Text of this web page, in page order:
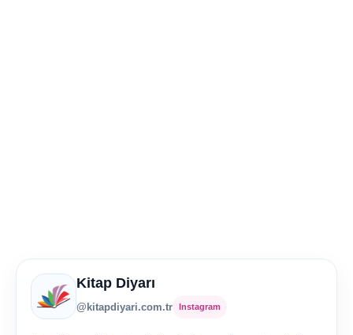
Kitap Diyarı
@kitapdiyari.com.tr Instagram